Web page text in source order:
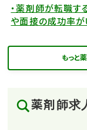
・薬剤師が転職す
や面接の成功率が
もっと
薬剤師求